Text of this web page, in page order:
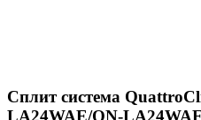
Сплит система
LA24WAE/QN-